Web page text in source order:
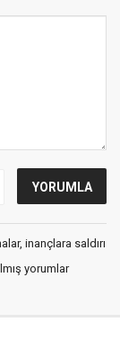
inançlara saldırı
yorumlar